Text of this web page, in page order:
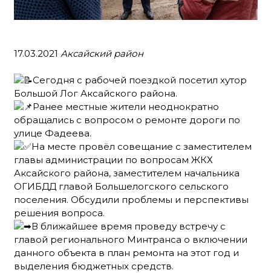
17.03.2021 Аксайский район
Сегодня с рабочей поездкой посетил хутор
Большой Лог Аксайского района.
Ранее местные жители неоднократно
обращались с вопросом о ремонте дороги по
улице Фадеева.
На месте провёл совещание с заместителем
главы администрации по вопросам ЖКХ
Аксайского района, заместителем начальника
ОГИБДД главой Большелогского сельского
поселения. Обсудили проблемы и перспективы
решения вопроса.
В ближайшее время проведу встречу с
главой регионального Минтранса о включении
данного объекта в план ремонта на этот год и
выделения бюджетных средств.